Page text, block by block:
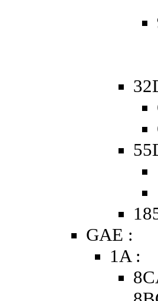
GAE :
1A :